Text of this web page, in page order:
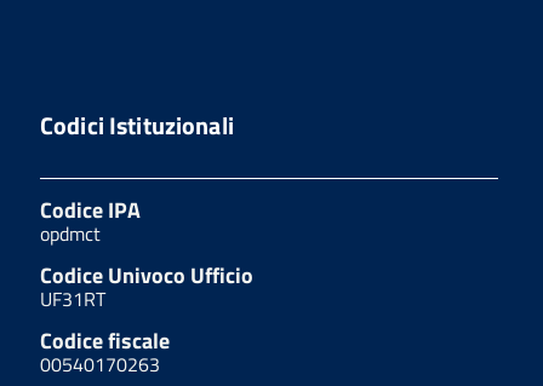
Codici Istituzionali
Codice IPA
opdmct
Codice Univoco Ufficio
UF31RT
Codice fiscale
00540170263